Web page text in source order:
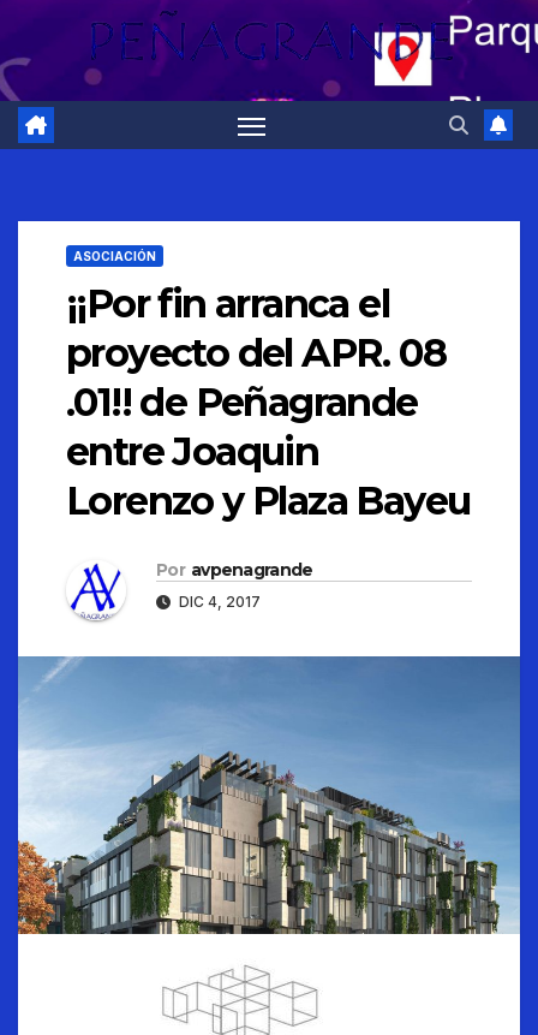
ASOCIACIÓN
¡¡Por fin arranca el
proyecto del APR. 08
.01!! de Peñagrande
entre Joaquin
Lorenzo y Plaza Bayeu
Por avpenagrande
DIC 4, 2017